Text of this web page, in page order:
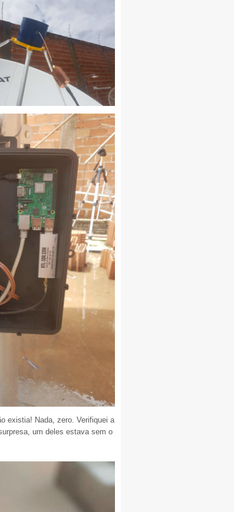
existia! Nada, zero. Verifiquei a
um deles estava sem o